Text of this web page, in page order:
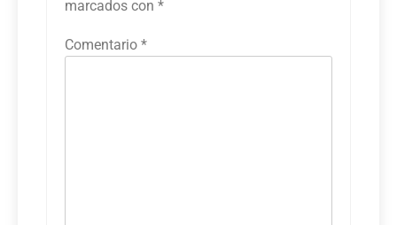
marcados con *
Comentario *